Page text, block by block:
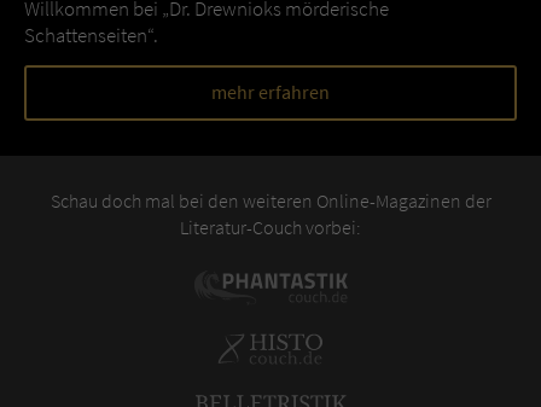
Willkommen bei „Dr. Drewnioks mörderische
Schattenseiten“.
mehr erfahren
Schau doch mal bei den weiteren Online-Magazinen der
Literatur-Couch vorbei: